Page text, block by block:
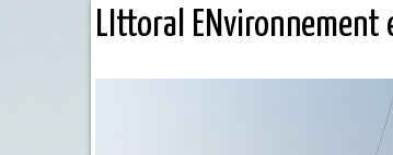
LIttoral ENvironnement